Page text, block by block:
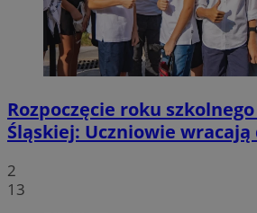
Rozpoczęcie roku
Śląskiej: Uczniowie wracają
2
13